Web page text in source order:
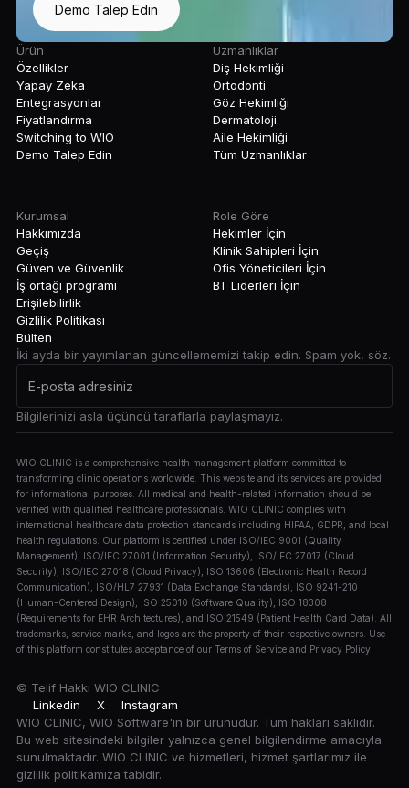
Demo Talep Edin
Ürün
Özellikler
Yapay Zeka
Entegrasyonlar
Fiyatlandırma
Switching to WIO
Demo Talep Edin
Uzmanlıklar
Diş Hekimliği
Ortodonti
Göz Hekimliği
Dermatoloji
Aile Hekimliği
Tüm Uzmanlıklar
Kurumsal
Hakkımızda
Geçiş
Güven ve Güvenlik
İş ortağı programı
Erişilebilirlik
Gizlilik Politikası
Role Göre
Hekimler İçin
Klinik Sahipleri İçin
Ofis Yöneticileri İçin
BT Liderleri İçin
Bülten
İki ayda bir yayımlanan güncellememizi takip edin. Spam yok, söz.
Bilgilerinizi asla üçüncü taraflarla paylaşmayız.
WIO CLINIC is a comprehensive health management platform committed to
transforming clinic operations worldwide. This website and its services are provided
for informational purposes. All medical and health-related information should be
verified with qualified healthcare professionals. WIO CLINIC complies with
international healthcare data protection standards including HIPAA, GDPR, and local
health regulations. Our platform is certified under ISO/IEC 9001 (Quality
Management), ISO/IEC 27001 (Information Security), ISO/IEC 27017 (Cloud
Security), ISO/IEC 27018 (Cloud Privacy), ISO 13606 (Electronic Health Record
Communication), ISO/HL7 27931 (Data Exchange Standards), ISO 9241-210
(Human-Centered Design), ISO 25010 (Software Quality), ISO 18308
(Requirements for EHR Architectures), and ISO 21549 (Patient Health Card Data). All
trademarks, service marks, and logos are the property of their respective owners. Use
of this platform constitutes acceptance of our Terms of Service and Privacy Policy.
© Telif Hakkı WIO CLINIC
Linkedin
X
Instagram
WIO CLINIC, WIO Software'in bir ürünüdür. Tüm hakları saklıdır.
Bu web sitesindeki bilgiler yalnızca genel bilgilendirme amacıyla
sunulmaktadır. WIO CLINIC ve hizmetleri, hizmet şartlarımız ile
gizlilik politikamıza tabidir.